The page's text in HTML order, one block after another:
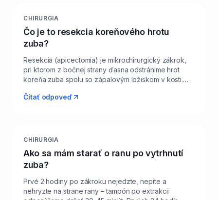
inštrumentáriom, ktoré minimalizujú trauma ďasna a
kosti. Ak máte z trhania veľký strach, pripravíme vám
ošetrenie aj v sedácii pre maximálny komfort.
CHIRURGIA
Čo je to resekcia koreňového hrotu
zuba?
Resekcia (apicectomia) je mikrochirurgický zákrok,
pri ktorom z bočnej strany ďasna odstránime hrot
koreňa zuba spolu so zápalovým ložiskom v kosti.
alebo keď je v okolí koreňa cysta či perzistujúci
resekciu na základe 3D CBCT snímkov, aby sme
presne videli polohu koreňa, nervu a okolitých
štruktúr. Pooperačná rekonvalescencia je zvyčajne
kratšia ako pri zložitej extrakcii a šanca na
Čítať odpoveď
CHIRURGIA
Ako sa mám starať o ranu po vytrhnutí
zuba?
Prvé 2 hodiny po zákroku nejedzte, nepite a
nehryzte na strane rany – tampón po extrakcii